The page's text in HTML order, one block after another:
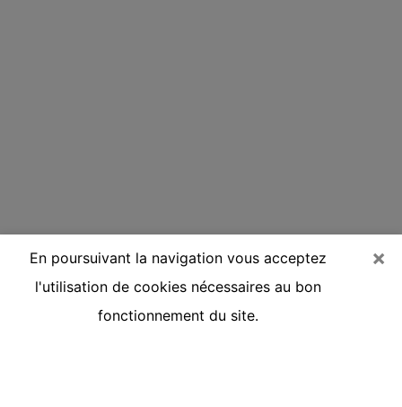
×
En poursuivant la navigation vous acceptez
l'utilisation de cookies nécessaires au bon
fonctionnement du site.